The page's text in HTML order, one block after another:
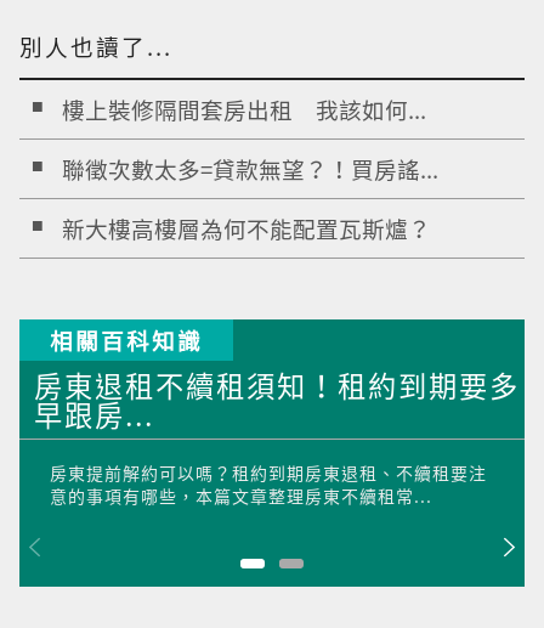
別人也讀了...
樓上裝修隔間套房出租 我該如何...
聯徵次數太多=貸款無望？！買房謠...
新大樓高樓層為何不能配置瓦斯爐？
相關百科知識
房東退租不續租須知！租約到期要多
早跟房...
房東提前解約可以嗎？租約到期房東退租、不續租要注
意的事項有哪些，本篇文章整理房東不續租常...